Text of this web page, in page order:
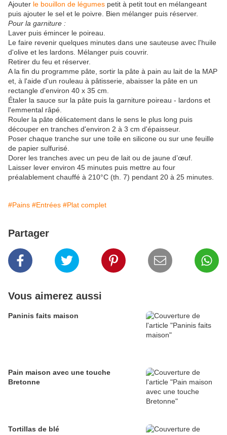
Ajouter le bouillon de légumes petit à petit tout en mélangeant
puis ajouter le sel et le poivre. Bien mélanger puis réserver.
Pour la garniture :
Laver puis émincer le poireau.
Le faire revenir quelques minutes dans une sauteuse avec l'huile
d'olive et les lardons. Mélanger puis couvrir.
Retirer du feu et réserver.
A la fin du programme pâte, sortir la pâte à pain au lait de la MAP
et, à l'aide d'un rouleau à pâtisserie, abaisser la pâte en un
rectangle d'environ 40 x 35 cm.
Étaler la sauce sur la pâte puis la garniture poireau - lardons et
l'emmental râpé.
Rouler la pâte délicatement dans le sens le plus long puis
découper en tranches d'environ 2 à 3 cm d'épaisseur.
Poser chaque tranche sur une toile en silicone ou sur une feuille
de papier sulfurisé.
Dorer les tranches avec un peu de lait ou de jaune d’œuf.
Laisser lever environ 45 minutes puis mettre au four
préalablement chauffé à 210°C (th. 7) pendant 20 à 25 minutes.
#Pains #Entrées #Plat complet
Partager
Vous aimerez aussi
Paninis faits maison
Pain maison avec une touche
Bretonne
Tortillas de blé